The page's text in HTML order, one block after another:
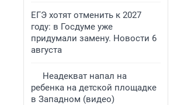
ЕГЭ хотят отменить к 2027
году: в Госдуме уже
придумали замену. Новости 6
августа
Неадекват напал на
ребенка на детской площадке
в Западном (видео)